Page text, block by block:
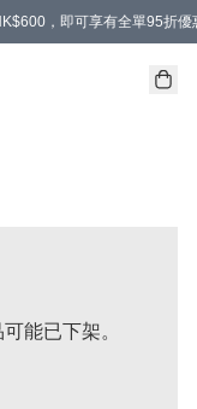
，即可享有全單95折優
HK$680(折扣後），可享有
能已下架。